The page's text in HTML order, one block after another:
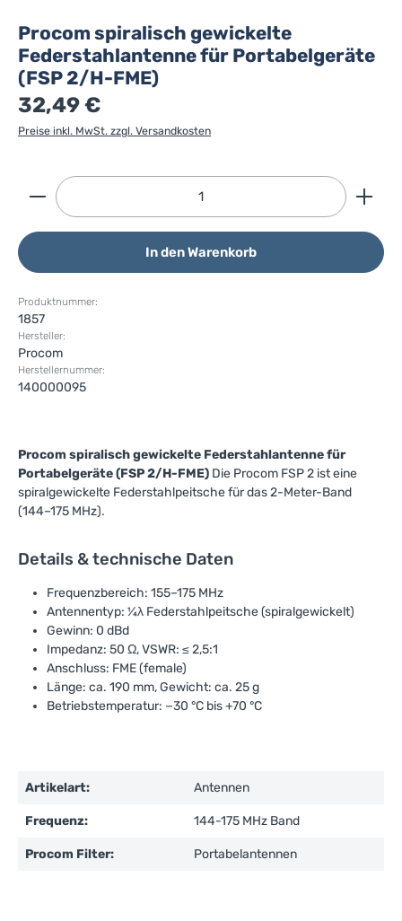
Procom spiralisch gewickelte
Federstahlantenne für Portabelgeräte
(FSP 2/H-FME)
32,49 €
Preise inkl. MwSt. zzgl. Versandkosten
Produkt Anzahl: Gib den gewünschten Wert ein
In den Warenkorb
Produktnummer:
1857
Hersteller:
Procom
Herstellernummer:
140000095
Procom spiralisch gewickelte Federstahlantenne für
Portabelgeräte (FSP 2/H-FME) Die Procom FSP 2 ist eine
spiralgewickelte Federstahlpeitsche für das 2-Meter-Band
(144–175 MHz).
Details & technische Daten
Frequenzbereich: 155–175 MHz
Antennentyp: ¼λ Federstahlpeitsche (spiralgewickelt)
Gewinn: 0 dBd
Impedanz: 50 Ω, VSWR: ≤ 2,5:1
Anschluss: FME (female)
Länge: ca. 190 mm, Gewicht: ca. 25 g
Betriebstemperatur: −30 °C bis +70 °C
Artikelart: Antennen
Frequenz: 144-175 MHz Band
Procom Filter: Portabelantennen